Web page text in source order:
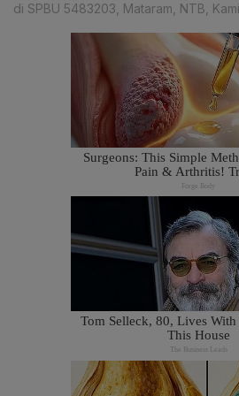
di SPBU 5483203, Mataram, NTB,